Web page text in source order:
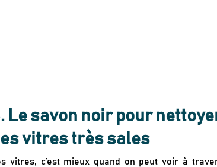
Le savon noir pour
vitres très sales
vitres, c’est mieux quand on peut voir à